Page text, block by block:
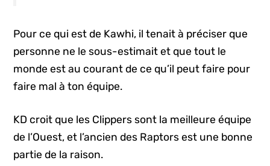
Pour ce qui est de Kawhi, il tenait à préciser que
personne ne le sous-estimait et que tout le
monde est au courant de ce qu’il peut faire pour
faire mal à ton équipe.
KD croit que les Clippers sont la meilleure équipe
de l’Ouest, et l’ancien des Raptors est une bonne
partie de la raison.